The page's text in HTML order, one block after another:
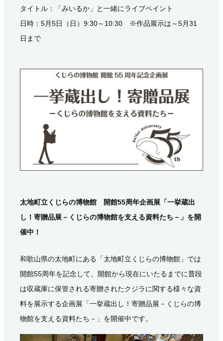
タイトル：「みいるか」と一緒にライブペイント
日時：5月5日（日）9:30～10:30 ※作品展示は～5月31
日まで
太地町立くじらの博物館 開館55周年企画展「一挙蔵出
し！寄贈品展－くじらの博物館を支える資料たち－」を開
催中 ！
和歌山県の太地町にある「太地町立くじらの博物館」では
開館55周年を記念して、開館から現在にいたるまでに普段
は収蔵庫に保管される寄贈されたクジラに関する様々な資
料を展示する企画展「一挙蔵出し！寄贈品展－くじらの博
物館を支える資料たち－」を開催中です。